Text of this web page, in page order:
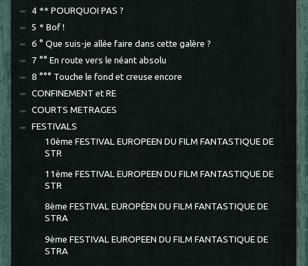
4 ** POURQUOI PAS ?
5 * Bof !
6 ° Que suis-je allée faire dans cette galère ?
7 °° En route vers le néant absolu
8 °°° Touche le fond et creuse encore
CONFINEMENT et RE
COURTS METRAGES
FESTIVALS
10ème FESTIVAL EUROPEEN DU FILM FANTASTIQUE DE
STR
11ème FESTIVAL EUROPEEN DU FILM FANTASTIQUE DE
STR
8ème FESTIVAL EUROPÉEN DU FILM FANTASTIQUE DE
STRA
9ème FESTIVAL EUROPEEN DU FILM FANTASTIQUE DE
STRA